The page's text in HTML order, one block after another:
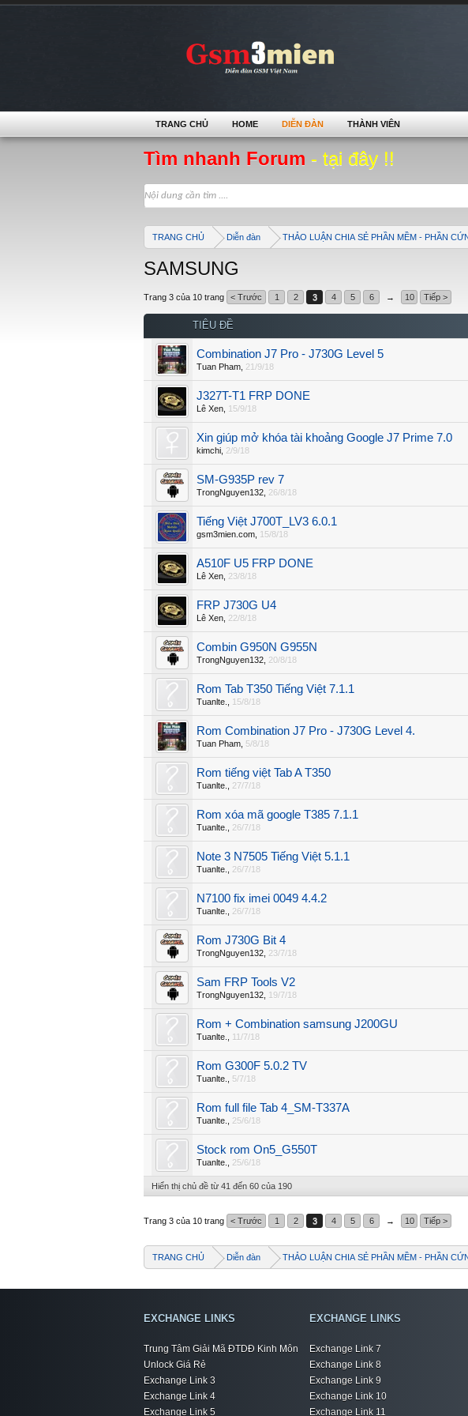
Tìm nhanh Forum - tại đây !!
TRANG CHỦ Diễn đàn THẢO LUẬN CHIA SẺ PHẦN MỀM - PHẦN
SAMSUNG
Trang 3 của 10 trang < Trước 1 2 3 4 5 6 → 10 Tiếp >
TIÊU ĐỀ
Combination J7 Pro - J730G Level 5
Tuan Pham 21/9/18
J327T-T1 FRP DONE
Lê Xen 15/9/18
Xin giúp mở khóa tài khoảng Google J7 Prime 7.0
kimchi 2/9/18
SM-G935P rev 7
TrongNguyen132 26/8/18
Tiếng Việt J700T_LV3 6.0.1
gsm3mien.com 15/8/18
A510F U5 FRP DONE
Lê Xen 23/8/18
FRP J730G U4
Lê Xen 22/8/18
Combin G950N G955N
TrongNguyen132 20/8/18
Rom Tab T350 Tiếng Việt 7.1.1
Tuanlte. 15/8/18
Rom Combination J7 Pro - J730G Level 4.
Tuan Pham 5/8/18
Rom tiếng việt Tab A T350
Tuanlte. 27/7/18
Rom xóa mã google T385 7.1.1
Tuanlte. 26/7/18
Note 3 N7505 Tiếng Việt 5.1.1
Tuanlte. 26/7/18
N7100 fix imei 0049 4.4.2
Tuanlte. 26/7/18
Rom J730G Bit 4
TrongNguyen132 23/7/18
Sam FRP Tools V2
TrongNguyen132 19/7/18
Rom + Combination samsung J200GU
Tuanlte. 11/7/18
Rom G300F 5.0.2 TV
Tuanlte. 5/7/18
Rom full file Tab 4_SM-T337A
Tuanlte. 25/6/18
Stock rom On5_G550T
Tuanlte. 25/6/18
Hiển thị chủ đề từ 41 đến 60 của 190
Trang 3 của 10 trang < Trước 1 2 3 4 5 6 → 10 Tiếp >
TRANG CHỦ Diễn đàn THẢO LUẬN CHIA SẺ PHẦN MỀM - PHẦN
TRANG CHỦ HOME DIỄN ĐÀN THÀNH VIÊN
EXCHANGE LINKS
Trung Tâm Giải Mã ĐTDĐ Kinh Môn
Unlock Giá Rẻ
Exchange Link 3
Exchange Link 4
Exchange Link 5
EXCHANGE LINKS
Exchange Link 7
Exchange Link 8
Exchange Link 9
Exchange Link 10
Exchange Link 11